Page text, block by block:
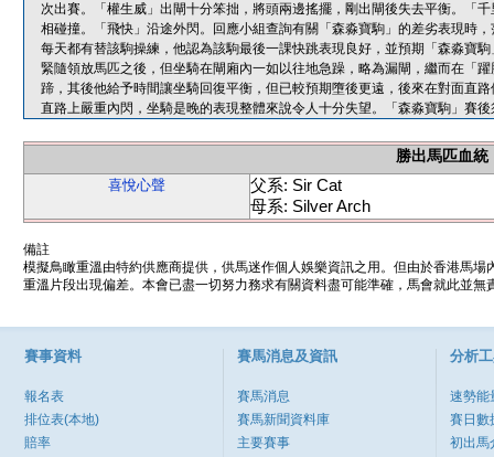
次出賽。「權生威」出閘十分笨拙，將頭兩邊搖擺，剛出閘後失去平衡。「
相碰撞。「飛快」沿途外閃。回應小組查詢有關「森淼寶駒」的差劣表現時
每天都有替該駒操練，他認為該駒最後一課快跳表現良好，並預期「森淼寶
緊隨領放馬匹之後，但坐騎在閘廂內一如以往地急躁，略為漏閘，繼而在「
蹄，其後他給予時間讓坐騎回復平衡，但已較預期墮後更遠，後來在對面直
直路上嚴重內閃，坐騎是晚的表現整體來說令人十分失望。「森淼寶駒」賽
勝出馬匹血統
喜悅心聲
父系: Sir Cat
母系: Silver Arch
備註
模擬鳥瞰重溫由特約供應商提供，供馬迷作個人娛樂資訊之用。但由於香港馬
重溫片段出現偏差。本會已盡一切努力務求有關資料盡可能準確，馬會就此並
賽事資料
報名表
排位表(本地)
賠率
賽馬消息及資訊
賽馬消息
賽馬新聞資料庫
主要賽事
分析
速勢能
賽日數
初出馬